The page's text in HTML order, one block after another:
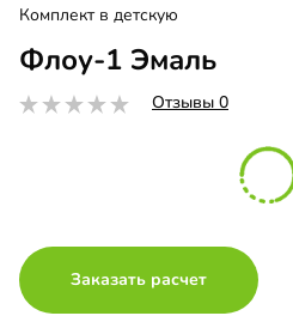
Комплект в детскую
Флоу-1 Эмаль
Отзывы 0
Заказать расчет